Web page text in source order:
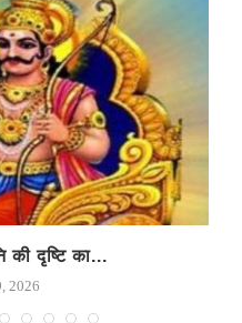
दृष्टि का...
2026